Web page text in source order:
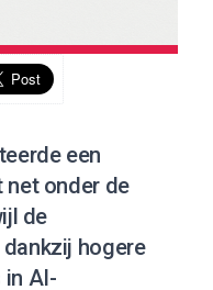
een
net onder de
de
hogere
in AI-